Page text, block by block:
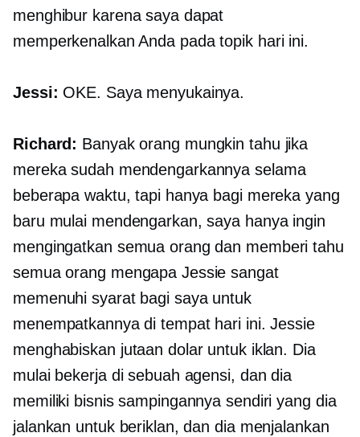
menghibur karena saya dapat
memperkenalkan Anda pada topik hari ini.
Jessi: OKE. Saya menyukainya.
Richard: Banyak orang mungkin tahu jika
mereka sudah mendengarkannya selama
beberapa waktu, tapi hanya bagi mereka yang
baru mulai mendengarkan, saya hanya ingin
mengingatkan semua orang dan memberi tahu
semua orang mengapa Jessie sangat
memenuhi syarat bagi saya untuk
menempatkannya di tempat hari ini. Jessie
menghabiskan jutaan dolar untuk iklan. Dia
mulai bekerja di sebuah agensi, dan dia
memiliki bisnis sampingannya sendiri yang dia
jalankan untuk beriklan, dan dia menjalankan